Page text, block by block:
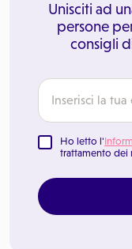
Unisciti ad
persone
consigli
Ho letto l'
trattamento dei